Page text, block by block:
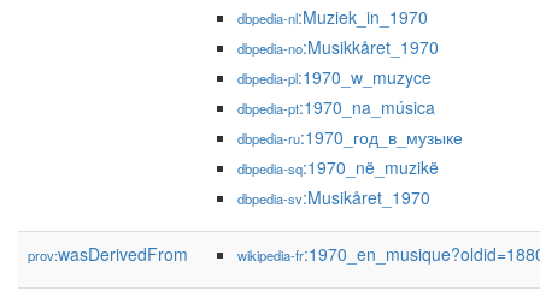
dbpedia-nl:Muziek_in_1970
dbpedia-no:Musikkåret_1970
dbpedia-pl:1970_w_muzyce
dbpedia-pt:1970_na_música
dbpedia-ru:1970_год_в_музыке
dbpedia-sq:1970_në_muzikë
dbpedia-sv:Musikåret_1970
prov:wasDerivedFrom wikipedia-fr